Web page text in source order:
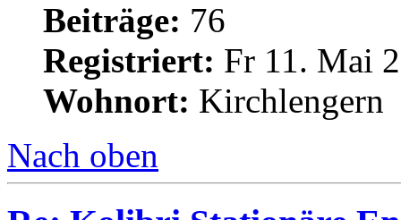
Beiträge: 76
Registriert: Fr 11. Mai
Wohnort: Kirchlengern
Nach oben